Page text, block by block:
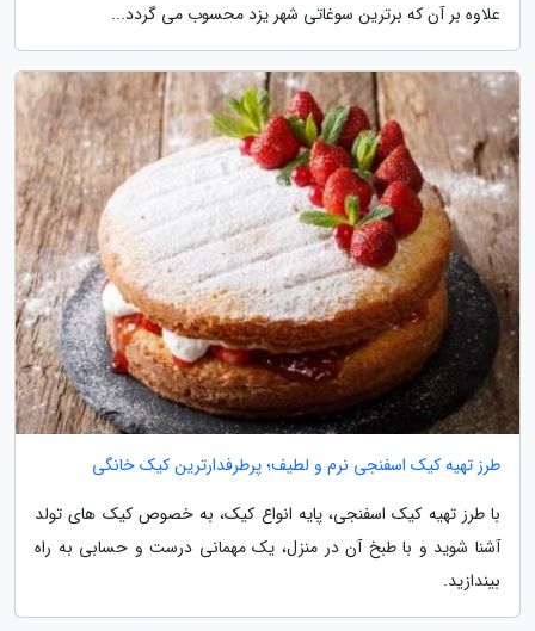
علاوه بر آن که برترین سوغاتی شهر یزد محسوب می گردد...
طرز تهیه کیک اسفنجی نرم و لطیف؛ پرطرفدارترین کیک خانگی
با طرز تهیه کیک اسفنجی، پایه انواع کیک، به خصوص کیک های تولد
آشنا شوید و با طبخ آن در منزل، یک مهمانی درست و حسابی به راه
بیندازید.